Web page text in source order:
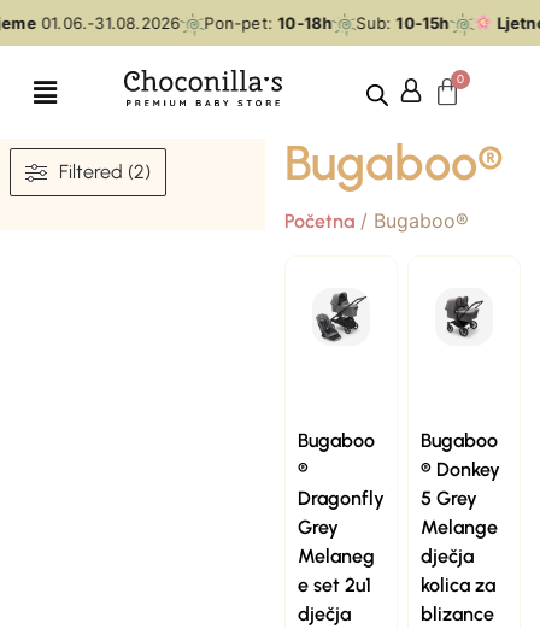
01.06.-31.08.2026 Pon-pet: 10-18h Sub: 10-15h
Filtered (2) Bugaboo®
Početna/ Bugaboo®
Bugaboo
®
Dragonfly
Grey
Melaneg
e set 2u1
dječja
Bugaboo
® Donkey
5 Grey
Melange
dječja
kolica za
blizance